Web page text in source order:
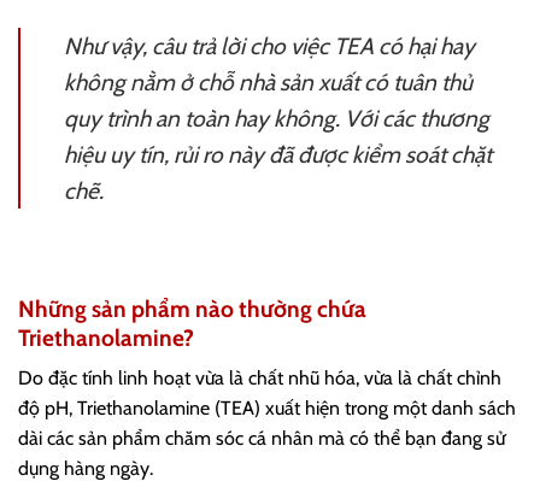
Như vậy, câu trả lời cho việc TEA có hại hay
không nằm ở chỗ nhà sản xuất có tuân thủ
quy trình an toàn hay không. Với các thương
hiệu uy tín, rủi ro này đã được kiểm soát chặt
chẽ.
Những sản phẩm nào thường chứa
Triethanolamine?
Do đặc tính linh hoạt vừa là chất nhũ hóa, vừa là chất chỉnh
độ pH, Triethanolamine (TEA) xuất hiện trong một danh sách
dài các sản phẩm chăm sóc cá nhân mà có thể bạn đang sử
dụng hàng ngày.